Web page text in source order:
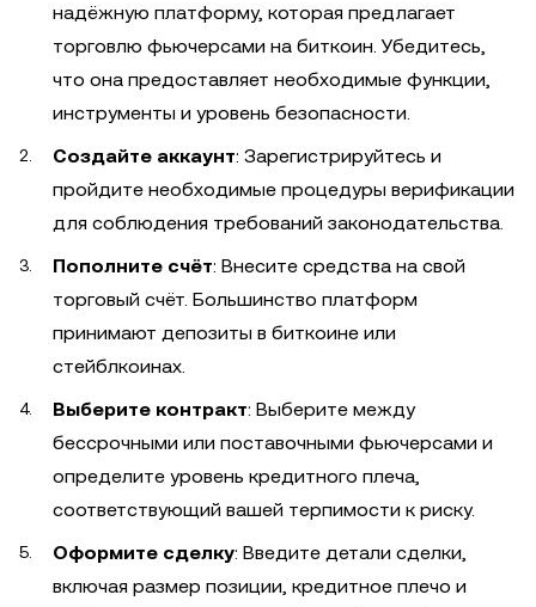
надёжную платформу, которая предлагает
торговлю фьючерсами на биткоин. Убедитесь,
что она предоставляет необходимые функции,
инструменты и уровень безопасности.
Создайте аккаунт: Зарегистрируйтесь и
пройдите необходимые процедуры верификации
для соблюдения требований законодательства.
Пополните счёт: Внесите средства на свой
торговый счёт. Большинство платформ
принимают депозиты в биткоине или
стейблкоинах.
Выберите контракт: Выберите между
бессрочными или поставочными фьючерсами и
определите уровень кредитного плеча,
соответствующий вашей терпимости к риску.
Оформите сделку: Введите детали сделки,
включая размер позиции, кредитное плечо и